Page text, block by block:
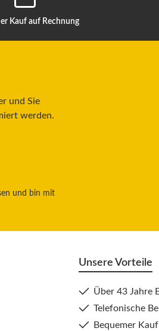
Kauf auf Rechnung
und Sie
werden.
und bin mit
Unsere Vorteile
Über 43 Jahre
Telefonische
Bequemer